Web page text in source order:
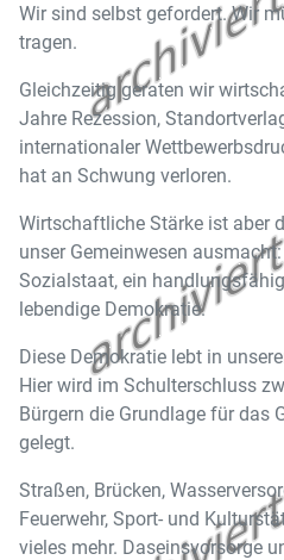
Wir sind selbst gefordert. Wir
tragen.
Gleichzeitig geraten wir
Jahre Rezession,
internationaler
hat an Schwung verloren.
Wirtschaftliche Stärke ist aber
unser Gemeinwesen
Sozialstaat, ein
lebendige Demokratie.
Diese Demokratie lebt in
Hier wird im Schulterschluss
Bürgern die Grundlage für das
gelegt.
Straßen, Brücken,
Feuerwehr, Sport- und
vieles mehr. Daseinsvorsorge